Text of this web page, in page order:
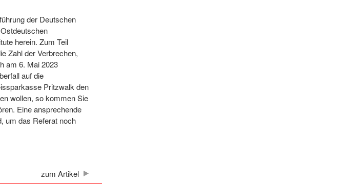
der Deutschen
herein. Zum Teil
Zahl der Verbrechen,
am 6. Mai 2023
auf die
Pritzwalk den
wollen, so kommen Sie
Eine ansprechende
um das Referat noch
zum Artikel